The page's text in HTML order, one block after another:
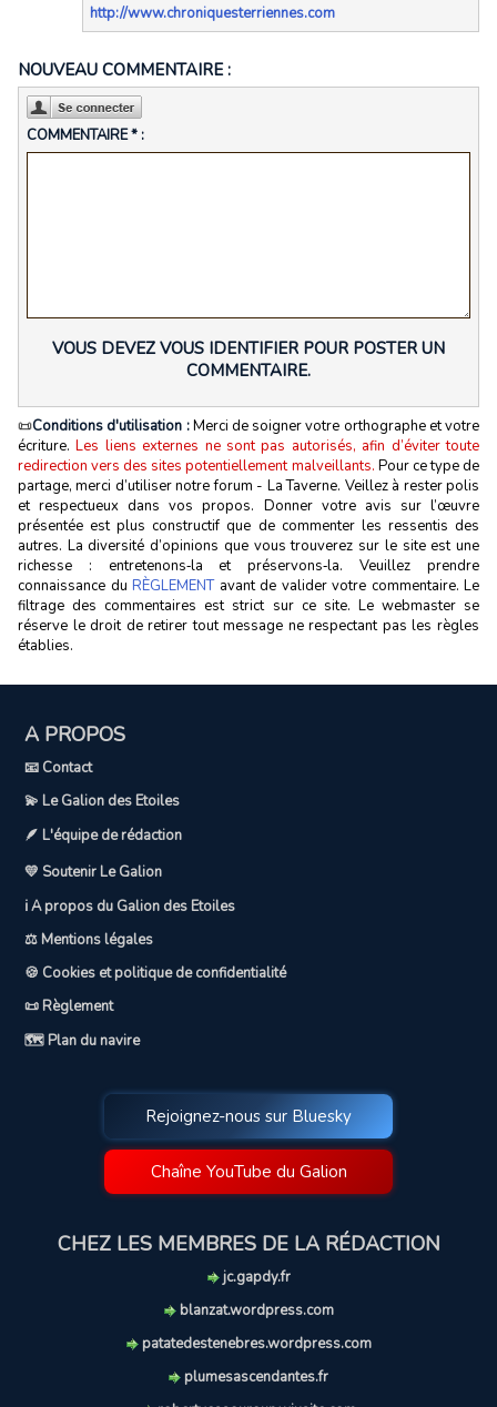
http://www.chroniquesterriennes.com
NOUVEAU COMMENTAIRE :
COMMENTAIRE * :
VOUS DEVEZ VOUS IDENTIFIER POUR POSTER UN
COMMENTAIRE.
📜Conditions d'utilisation :Merci de soigner votre orthographe et votre
écriture.Les liens externes ne sont pas autorisés, afin d’éviter toute
redirection vers des sites potentiellement malveillants. Pour ce type de
partage, merci d’utiliser notre forum - La Taverne. Veillez à rester polis
et respectueux dans vos propos. Donner votre avis sur l’œuvre
présentée est plus constructif que de commenter les ressentis des
autres. La diversité d’opinions que vous trouverez sur le site est une
richesse : entretenons‑la et préservons‑la. Veuillez prendre
connaissance du RÈGLEMENTavant de valider votre commentaire. Le
filtrage des commentaires est strict sur ce site. Le webmaster se
réserve le droit de retirer tout message ne respectant pas les règles
établies.
A PROPOS
📧 Contact
💫 Le Galion des Etoiles
🪶 L'équipe de rédaction
💛 Soutenir Le Galion
ℹ️ A propos du Galion des Etoiles
⚖️ Mentions légales
🍪 Cookies et politique de confidentialité
📜 Règlement
🗺️ Plan du navire
Rejoignez-nous sur Bluesky
Chaîne YouTube du Galion
CHEZ LES MEMBRES DE LA RÉDACTION
jc.gapdy.fr
blanzat.wordpress.com
patatedestenebres.wordpress.com
plumesascendantes.fr